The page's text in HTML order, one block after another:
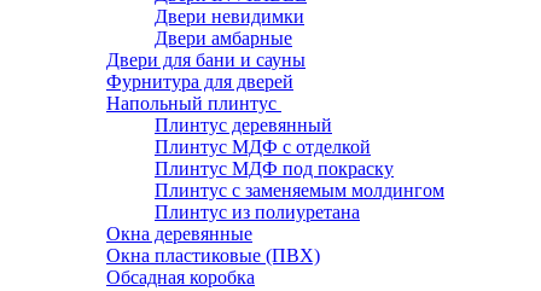
Двери невидимки
Двери амбарные
Двери для бани и сауны
Фурнитура для дверей
Напольный плинтус
Плинтус деревянный
Плинтус МДФ с отделкой
Плинтус МДФ под покраску
Плинтус с заменяемым молдингом
Плинтус из полиуретана
Окна деревянные
Окна пластиковые (ПВХ)
Обсадная коробка